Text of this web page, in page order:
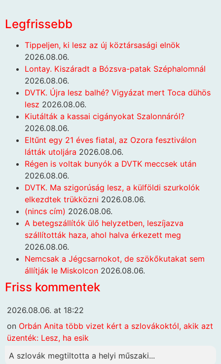
Legfrissebb
Tippeljen, ki lesz az új köztársasági elnök
2026.08.06.
Lontay. Kiszáradt a Bózsva-patak Széphalomnál
2026.08.06.
DVTK. Újra lesz balhé? Vigyázat mert Toca dühös
lesz 2026.08.06.
Kiutálták a kassai cigányokat Szalonnáról?
2026.08.06.
Eltűnt egy 21 éves fiatal, az Ozora fesztiválon
látták utoljára 2026.08.06.
Régen is voltak bunyók a DVTK meccsek után
2026.08.06.
DVTK. Ma szigorúság lesz, a külföldi szurkolók
elkezdtek trükközni 2026.08.06.
(nincs cím) 2026.08.06.
A betegszállítók ülő helyzetben, leszíjazva
szállították haza, ahol halva érkezett meg
2026.08.06.
Nemcsak a Jégcsarnokot, de szökőkutakat sem
állítják le Miskolcon 2026.08.06.
Friss kommentek
2026.08.06. at 18:22
on Orbán Anita több vizet kért a szlovákoktól, akik azt
üzenték: Lesz, ha esik
A szlovák megtiltotta a helyi műszaki...